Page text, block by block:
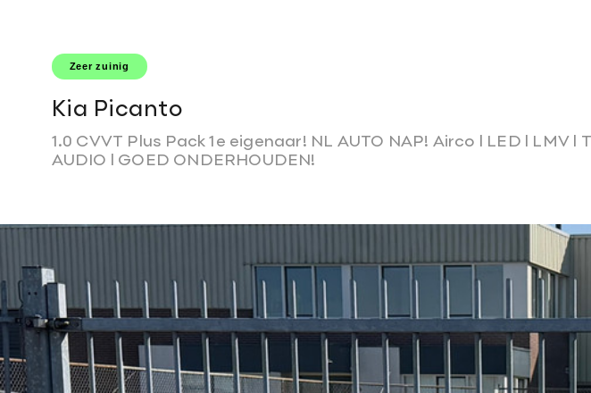
Zeer zuinig
Kia Picanto
1.0 CVVT Plus Pack 1e eigenaar! NL AUTO NAP! Airco l LED l LMV l
AUDIO l GOED ONDERHOUDEN!